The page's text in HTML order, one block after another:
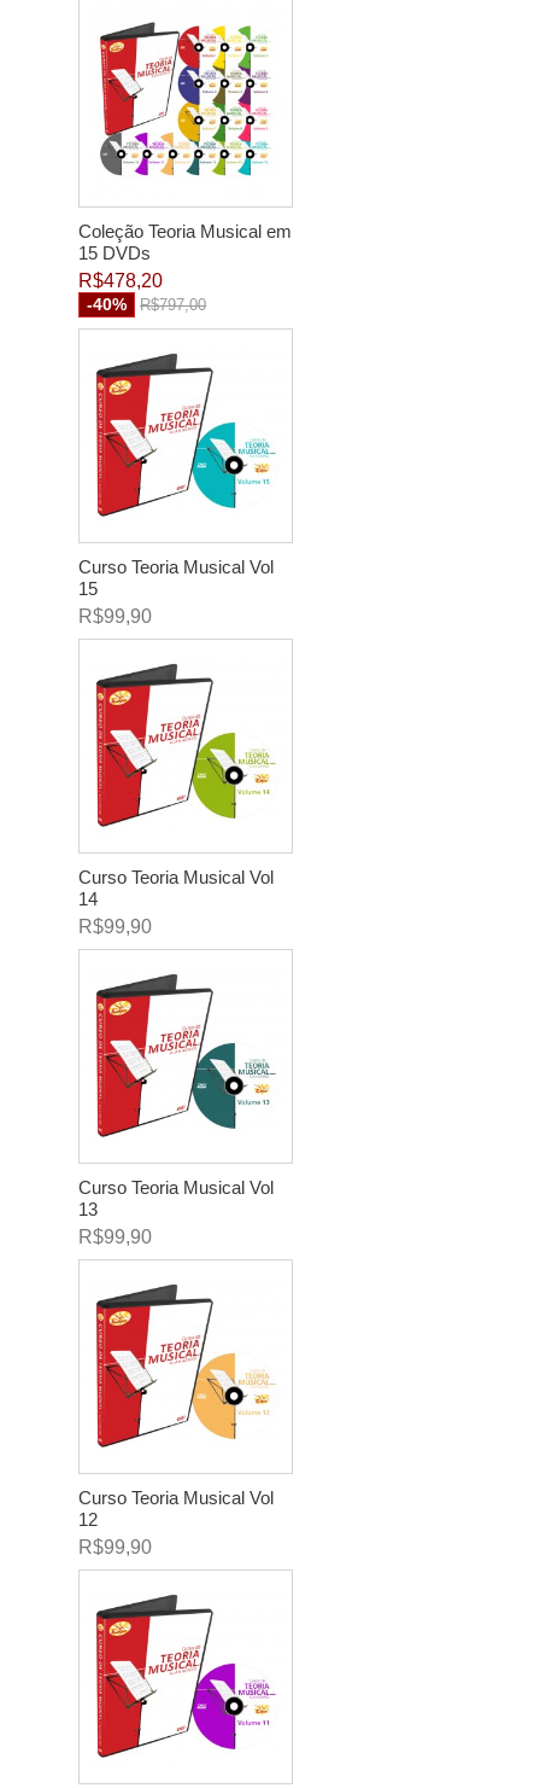
Coleção Teoria Musical em
15 DVDs
R$478,20
-40% R$797,00
Curso Teoria Musical Vol
15
R$99,90
Curso Teoria Musical Vol
14
R$99,90
Curso Teoria Musical Vol
13
R$99,90
Curso Teoria Musical Vol
12
R$99,90